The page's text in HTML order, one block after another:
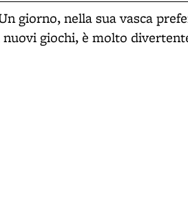
giorno, nella sua vasca
giochi, è molto